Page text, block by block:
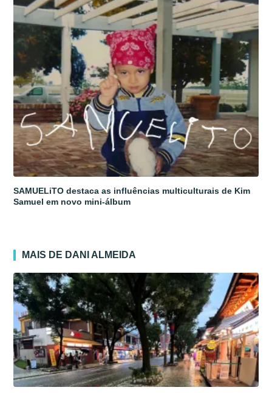
SAMUELiTO destaca as influências multiculturais de Kim
Samuel em novo mini-álbum
MAIS DE DANI ALMEIDA